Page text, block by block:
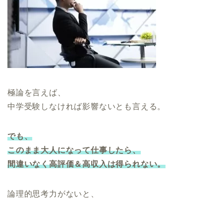
極論を言えば、
中学受験しなければ影響ないとも言える。
でも、
このまま大人になって仕事したら、
間違いなく高評価＆高収入は得られない。
論理的思考力がないと、